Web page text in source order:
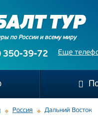
по России и всему миру
Еще
350-39-72
Россия Дальний Восток